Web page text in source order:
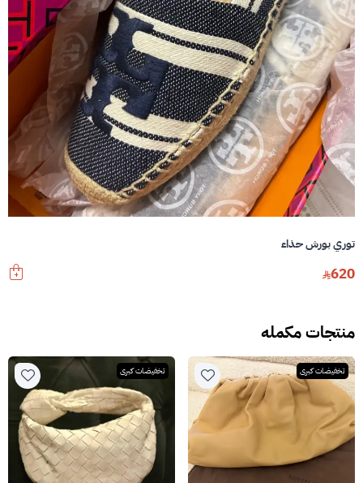
توري بورش حذاء
620
منتجات مكمله
تخفيضات كبرى تخفيضات كبرى